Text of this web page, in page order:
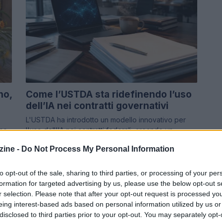
- Do Not Process My Personal Information
opt-out of the sale, sharing to third parties, or processing of your
for targeted advertising by us, please use the below opt-out
selection. Please note that after your opt-out request is processed
interest-based ads based on personal information utilized by us
to third parties prior to your opt-out. You may separately
Come l’USTDA sta ridefinendo l’uso
dell’IA nei contratti governativi
L'USTDA ha introdotto un modello innovativo per
l'uso dell'IA nei contratti federali, creando un
punto…
FOCUS PMI